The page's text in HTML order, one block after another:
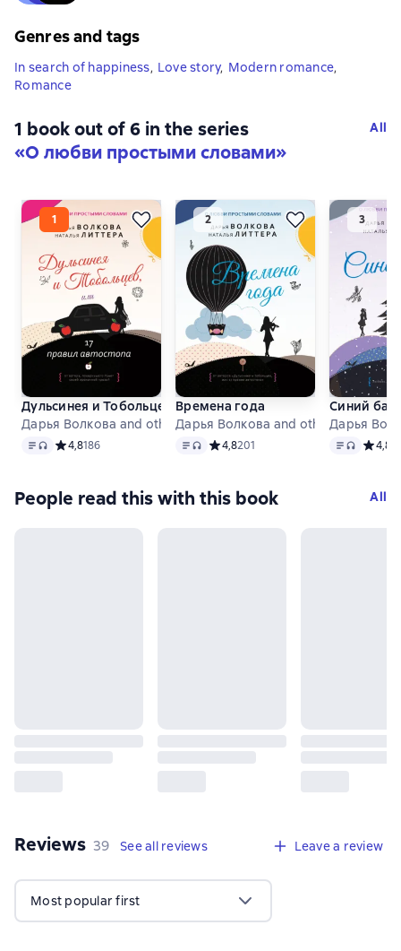
Genres and tags
In search of happiness, Love story, Modern romance,
Romance
1 book out of 6 in the series
«О любви простыми словами»
All
Дульсинея и Тобольцев, или 17 правил автостопа
Дарья Волкова and others
Text, audio format available
Средний рейтинг 4,8 на основе 186 оценок
4,8186
Времена года
Дарья Волкова and others
Text, audio format available
Средний рейтинг 4,8 на основе 201
4,8201
Синий
Дарья
Text, audio
4,8
People read this with this book All
Reviews 39 reviews
39 See all reviews Leave a review
Most popular first